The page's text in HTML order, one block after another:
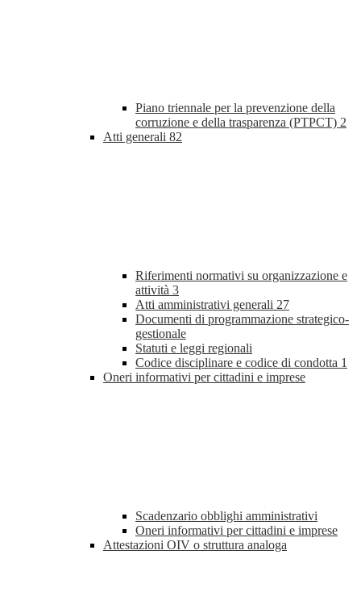
Piano triennale per la prevenzione della
corruzione e della trasparenza (PTPCT) 2
Atti generali 82
Riferimenti normativi su organizzazione e
attività 3
Atti amministrativi generali 27
Documenti di programmazione strategico-
gestionale
Statuti e leggi regionali
Codice disciplinare e codice di condotta 1
Oneri informativi per cittadini e imprese
Scadenzario obblighi amministrativi
Oneri informativi per cittadini e imprese
Attestazioni OIV o struttura analoga